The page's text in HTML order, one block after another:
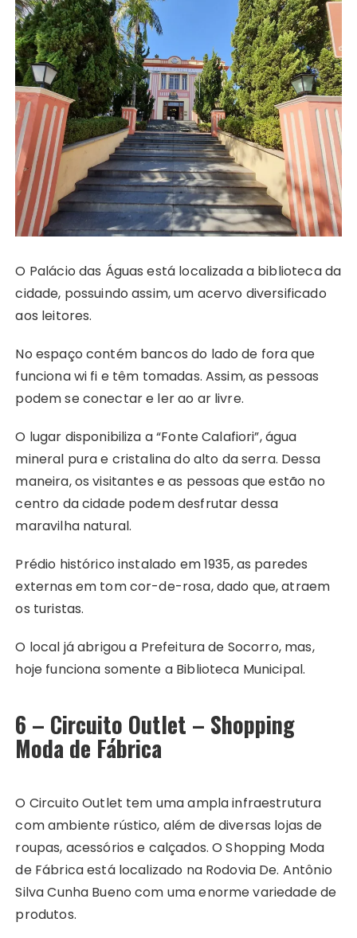
O Palácio das Águas está localizada a biblioteca da
cidade, possuindo assim, um acervo diversificado
aos leitores.
No espaço contém bancos do lado de fora que
funciona wi fi e têm tomadas. Assim, as pessoas
podem se conectar e ler ao ar livre.
O lugar disponibiliza a “Fonte Calafiori”, água
mineral pura e cristalina do alto da serra. Dessa
maneira, os visitantes e as pessoas que estão no
centro da cidade podem desfrutar dessa
maravilha natural.
Prédio histórico instalado em 1935, as paredes
externas em tom cor-de-rosa, dado que, atraem
os turistas.
O local já abrigou a Prefeitura de Socorro, mas,
hoje funciona somente a Biblioteca Municipal.
6 – Circuito Outlet – Shopping
Moda de Fábrica
O Circuito Outlet tem uma ampla infraestrutura
com ambiente rústico, além de diversas lojas de
roupas, acessórios e calçados. O Shopping Moda
de Fábrica está localizado na Rodovia De. Antônio
Silva Cunha Bueno com uma enorme variedade de
produtos.